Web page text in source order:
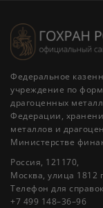
Федеральное
учреждение по
драгоценных
Федерации,
металлов и
Министерстве
Россия, 121170,
Москва, улица 1812
Телефон для
+7 499 148–36–96